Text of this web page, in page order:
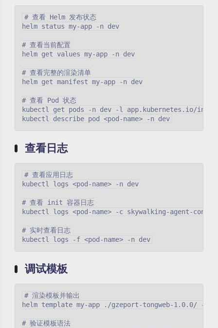
# 查看 Helm 发布状态
helm status my-app -n dev
# 查看当前配置
helm get values my-app -n dev
# 查看完整的渲染清单
helm get manifest my-app -n dev
# 查看 Pod 状态
kubectl get pods -n dev -l app.kubernetes.io/
查看日志
# 查看应用日志
kubectl logs <pod-name> -n dev
# 查看 init 容器日志
kubectl logs <pod-name> -c skywalking-agent-
# 实时查看日志
调试模板
# 渲染模板并输出
helm template my-app ./gzeport-tongweb-1.0.0/ -f
# 验证模板语法